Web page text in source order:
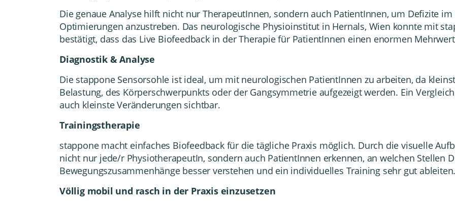
Die genaue Analyse hilft nicht nur TherapeutInnen, sondern auch PatientInnen, um Defizite
Optimierungen anzustreben. Das neurologische Physioinstitut in Hernals, Wien konnte mit
bestätigt, dass das Live Biofeedback in der Therapie für PatientInnen einen enormen
Diagnostik & Analyse
Die stappone Sensorsohle ist ideal, um mit neurologischen PatientInnen zu arbeiten, da
Belastung, des Körperschwerpunkts oder der Gangsymmetrie aufgezeigt werden. Ein
auch kleinste Veränderungen sichtbar.
Trainingstherapie
stappone macht einfaches Biofeedback für die tägliche Praxis möglich. Durch die visuelle
nicht nur jede/r PhysiotherapeutIn, sondern auch PatientInnen erkennen, an welchen Stellen
Bewegungszusammenhänge besser verstehen und ein individuelles Training sehr gut
Völlig mobil und rasch in der Praxis einzusetzen